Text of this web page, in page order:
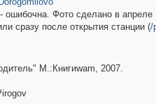
ошибочна. Фото сделано в апреле
сразу после открытия станции (/
М.:Книгиwam, 2007.